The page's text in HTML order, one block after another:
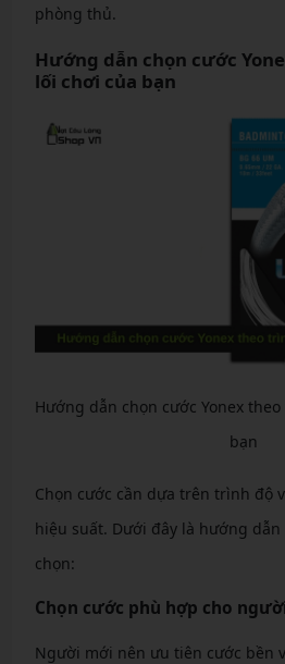
phòng thủ.
Hướng dẫn chọn cước
lối chơi của bạn
Hướng dẫn chọn cước Yonex
bạn
Chọn cước cần dựa trên trình độ
hiệu suất. Dưới đây là hướng
chọn:
Chọn cước phù hợp cho
Người mới nên ưu tiên cước bền